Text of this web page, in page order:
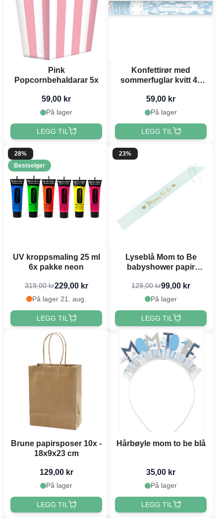
Pink
Popcornbehaldarar 5x
59,00 kr
På lager
LEGG TIL
Konfettirør med
sommerfuglar kvitt 40
59,00 kr
På lager
LEGG TIL
28%
Bestselger
UV kroppsmaling 25 ml
6x pakke neon
319,00 kr229,00 kr
På lager 21. aug.
LEGG TIL
23%
Lyseblå Mom to Be
babyshower papir
129,00 kr99,00 kr
På lager
LEGG TIL
Brune papirsposer 10x -
18x9x23 cm
129,00 kr
På lager
LEGG TIL
Hårbøyle mom to be blå
35,00 kr
På lager
LEGG TIL